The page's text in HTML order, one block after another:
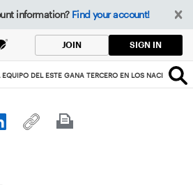
information? Find your account!
JOIN SIGN IN
EQUIPO DEL ESTE GANA TERCERO EN LOS NACIONALES